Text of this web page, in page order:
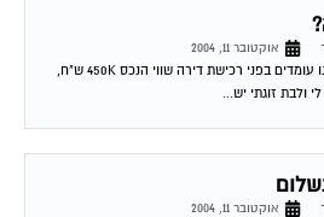
אוקטובר 11, 2004
כונס נכסים, שילמתי את כל החוב, אך הכונס לא